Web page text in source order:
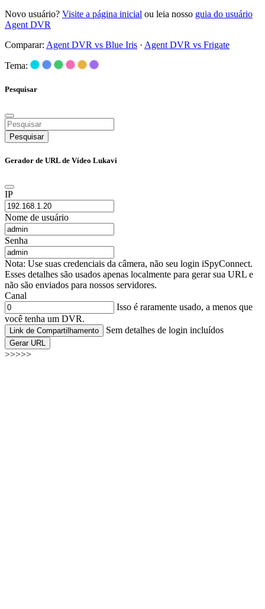
Novo usuário? Visite a página inicial ou leia nosso guia do usuário
Agent DVR
Comparar: Agent DVR vs Blue Iris · Agent DVR vs Frigate
Tema:
Pesquisar
Pesquisar
Gerador de URL de Vídeo Lukavi
IP
Nome de usuário
Senha
Nota: Use suas credenciais da câmera, não seu login iSpyConnect.
Esses detalhes são usados apenas localmente para gerar sua URL e
não são enviados para nossos servidores.
Canal
Isso é raramente usado, a menos que
você tenha um DVR.
Link de Compartilhamento Sem detalhes de login incluídos
Gerar URL
>>>>>